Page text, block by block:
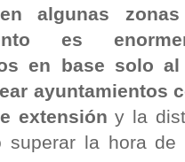
en algunas
es
en base solo
ayuntamientos
extensión y la
superar la hora